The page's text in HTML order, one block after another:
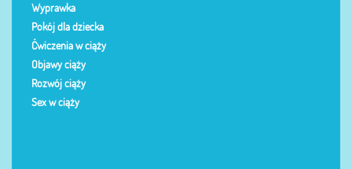
Wyprawka
Pokój dla dziecka
Ćwiczenia w ciąży
Objawy ciąży
Rozwój ciąży
Sex w ciąży